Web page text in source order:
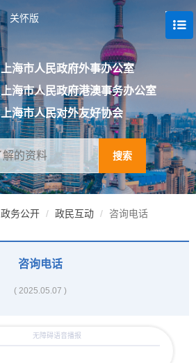
关怀版
上海市人民政府外事办公室
上海市人民政府港澳事务办公室
上海市人民对外友好协会
搜索
政务公开 政民互动 咨询电话
咨询电话
( 2025.05.07 )